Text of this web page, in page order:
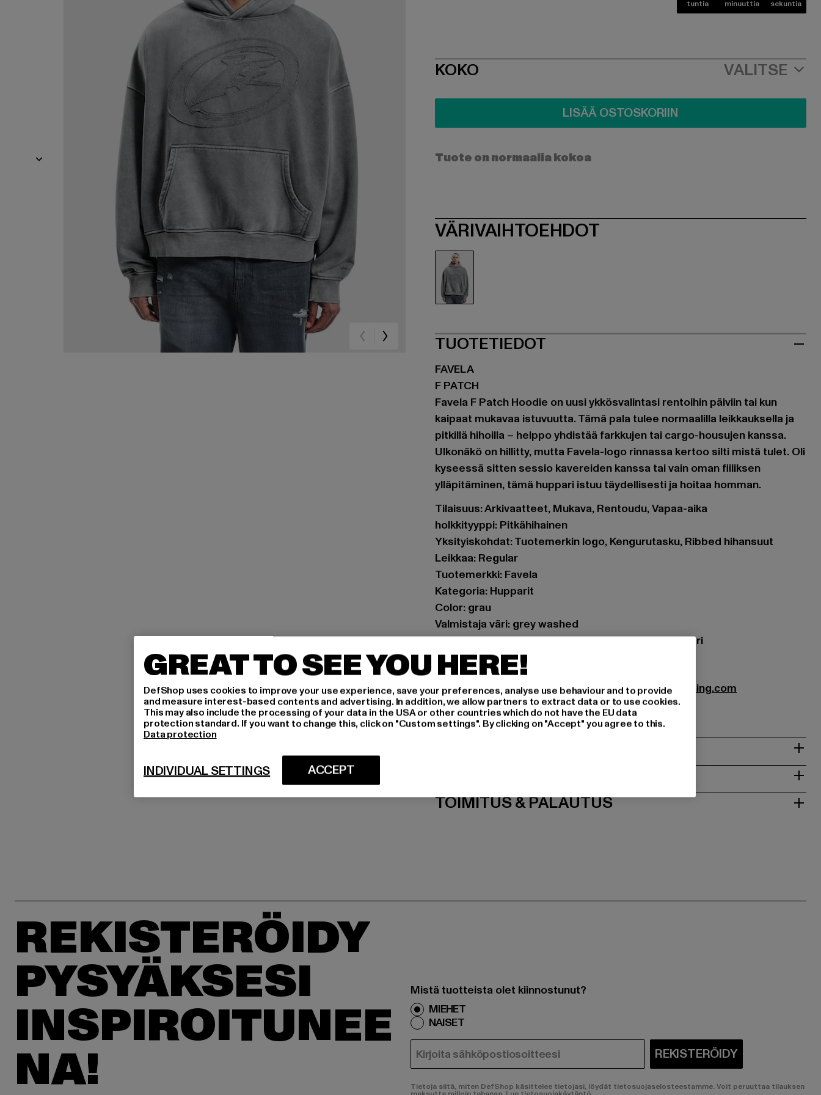
tuntia minuuttia sekuntia
SIZE
KOKO VALITSE
LISÄÄ OSTOSKORIIN
Tuote on normaalia kokoa
VÄRIVAIHTOEHDOT
TUOTETIEDOT
FAVELA
F PATCH
Favela F Patch Hoodie on uusi ykkösvalintasi rentoihin päiviin tai kun
kaipaat mukavaa istuvuutta. Tämä pala tulee normaalilla leikkauksella ja
pitkillä hihoilla – helppo yhdistää farkkujen tai cargo-housujen kanssa.
Ulkonäkö on hillitty, mutta Favela-logo rinnassa kertoo silti mistä tulet. Oli
kyseessä sitten sessio kavereiden kanssa tai vain oman fiiliksen
ylläpitäminen, tämä huppari istuu täydellisesti ja hoitaa homman.
Tilaisuus: Arkivaatteet, Mukava, Rentoudu, Vapaa-aika
holkkityyppi: Pitkähihainen
Yksityiskohdat: Tuotemerkin logo, Kengurutasku, Ribbed hihansuut
Leikkaa: Regular
Tuotemerkki: Favela
Kategoria: Hupparit
Color: grau
Valmistaja väri: grey washed
Materiaalin koostumus: 70% Puuvilla, 30% Polyesteri
Art.Nr: FAV-Q126-RBVH-087-04496
Valmistaja: AD Distribution GmbH |Info@favelaclothing.com
CHRISTINENSTRASSE 19A | 40880 Rattingen | DE
TOIMITUS & PALAUTUS
REKISTERÖIDY
PYSYÄKSESI
INSPIROITUNEE
NA!
Mistä tuotteista olet kiinnostunut?
MIEHET
NAISET
SÄHKÖPOSTI REKISTERÖIDY
Tietoja siitä, miten DefShop käsittelee tietojasi, löydät tietosuojaselosteestamme. Voit peruuttaa tilauksen
GREAT TO SEE YOU HERE!
DefShop uses cookies to improve your use experience, save your preferences, analyse use behaviour and to provide
and measure interest-based contents and advertising. In addition, we allow partners to extract data or to use cookies.
This may also include the processing of your data in the USA or other countries which do not have the EU data
protection standard. If you want to change this, click on "Custom settings". By clicking on "Accept" you agree to this.
Data protection
ACCEPT
INDIVIDUAL SETTINGS